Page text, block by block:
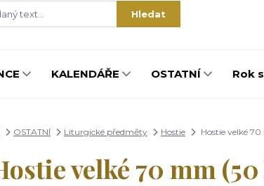
Hledat
KALENDÁŘE OSTATNÍ Rok
OSTATNÍ Liturgické předměty Hostie Hostie velké
velké 70 mm